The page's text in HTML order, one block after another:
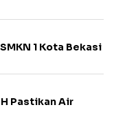
1 Kota Bekasi
Pastikan Air